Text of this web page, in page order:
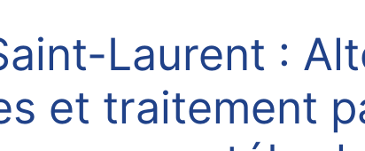
Laurent :
et traitement